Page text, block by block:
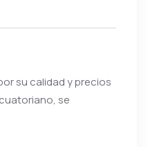
su calidad y precios
se